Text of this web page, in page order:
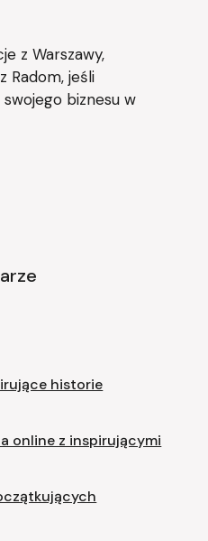
z Warszawy,
Radom, jeśli
biznesu w
historie
online z inspirującymi